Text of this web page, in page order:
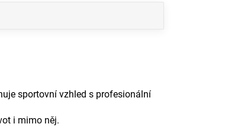
sportovní vzhled s profesionální
i mimo něj.